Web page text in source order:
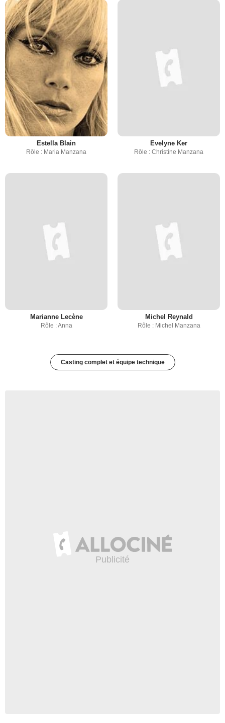
Estella Blain
Rôle : Maria Manzana
Evelyne Ker
Rôle : Christine Manzana
Marianne Lecène
Rôle : Anna
Michel Reynald
Rôle : Michel Manzana
Casting complet et équipe technique